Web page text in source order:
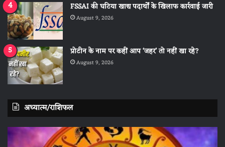
FSSAI की घटिया खाद्य पदार्थों के खिलाफ कार्रवाई जारी
August 9, 2026
प्रोटीन के नाम पर कहीं आप ‘जहर’ तो नहीं खा रहे?
August 9, 2026
अध्यात्म/राशिफल